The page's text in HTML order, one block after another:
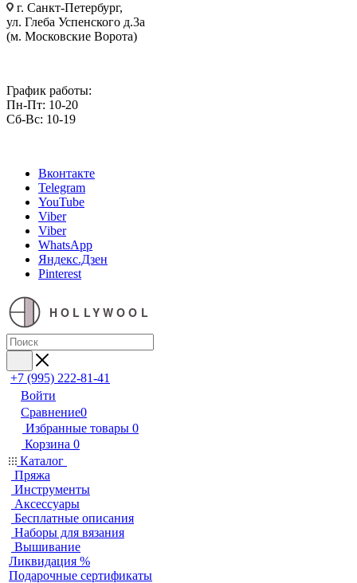
г. Санкт-Петербург,
ул. Глеба Успенского д.3а
(м. Московские Ворота)
График работы:
Пн-Пт: 10-20
Сб-Вс: 10-19
Вконтакте
Telegram
YouTube
Viber
Viber
WhatsApp
Яндекс.Дзен
Pinterest
HOLLYWOOL
+7 (995) 222-81-41
Войти
Сравнение0
Избранные товары 0
Корзина 0
Каталог
Пряжа
Инструменты
Аксессуары
Бесплатные описания
Наборы для вязания
Вышивание
Ликвидация %
Подарочные сертификаты